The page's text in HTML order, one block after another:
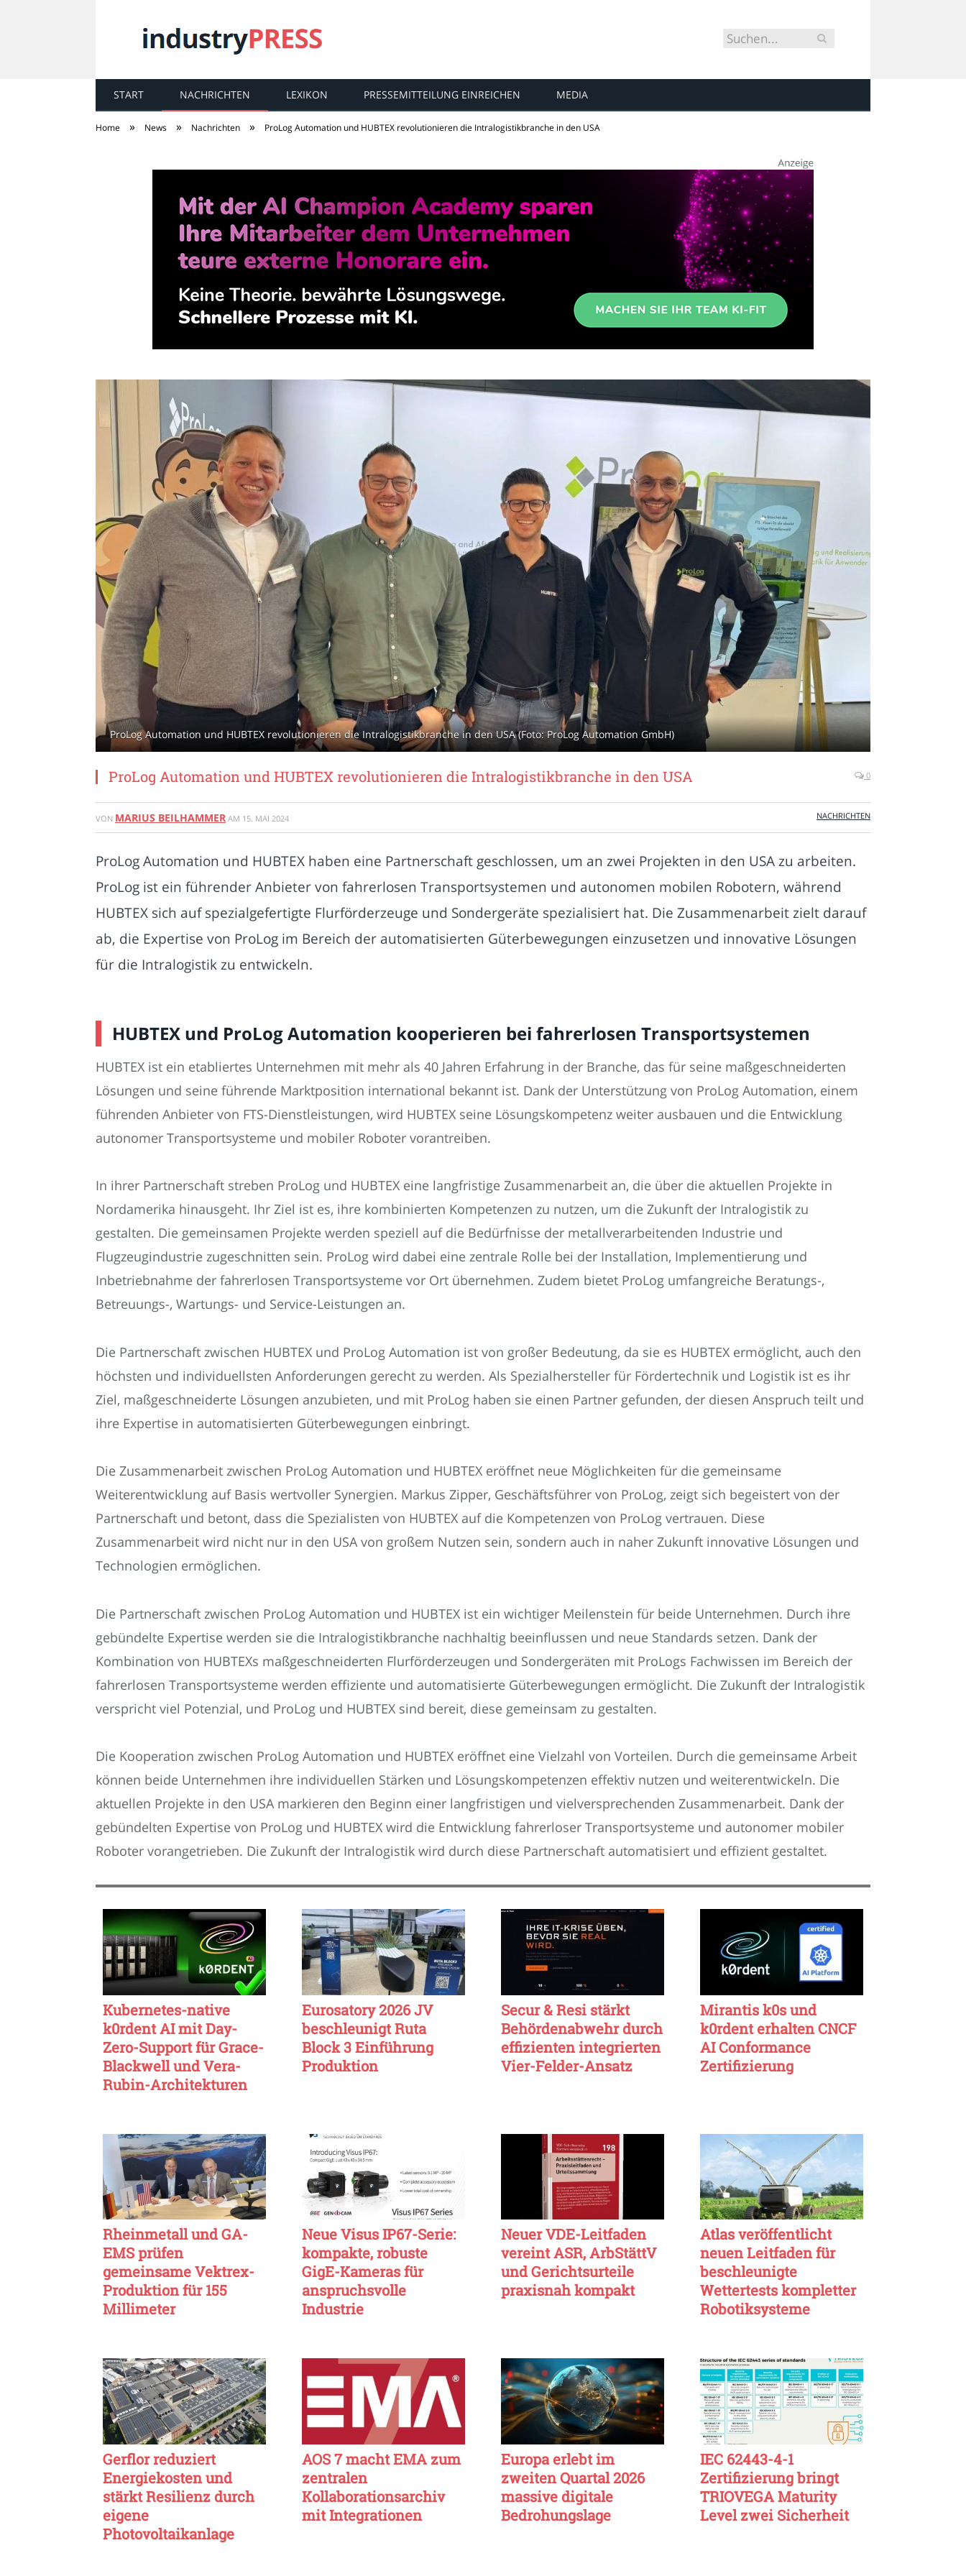
industryPRESS
START NACHRICHTEN LEXIKON PRESSEMITTEILUNG EINREICHEN MEDIA
Home » News » Nachrichten » ProLog Automation und HUBTEX revolutionieren die Intralogistikbranche in den USA
ProLog Automation und HUBTEX revolutionieren die Intralogistikbranche in den USA (Foto: ProLog Automation GmbH)
ProLog Automation und HUBTEX revolutionieren die Intralogistikbranche in den USA 0
VON MARIUS BEILHAMMER AM 15. MAI 2024 NACHRICHTEN
ProLog Automation und HUBTEX haben eine Partnerschaft geschlossen, um an zwei Projekten in den USA zu arbeiten.
ProLog ist ein führender Anbieter von fahrerlosen Transportsystemen und autonomen mobilen Robotern, während
HUBTEX sich auf spezialgefertigte Flurförderzeuge und Sondergeräte spezialisiert hat. Die Zusammenarbeit zielt darauf
ab, die Expertise von ProLog im Bereich der automatisierten Güterbewegungen einzusetzen und innovative Lösungen
für die Intralogistik zu entwickeln.
HUBTEX und ProLog Automation kooperieren bei fahrerlosen Transportsystemen
HUBTEX ist ein etabliertes Unternehmen mit mehr als 40 Jahren Erfahrung in der Branche, das für seine maßgeschneiderten
Lösungen und seine führende Marktposition international bekannt ist. Dank der Unterstützung von ProLog Automation, einem
führenden Anbieter von FTS-Dienstleistungen, wird HUBTEX seine Lösungskompetenz weiter ausbauen und die Entwicklung
autonomer Transportsysteme und mobiler Roboter vorantreiben.
In ihrer Partnerschaft streben ProLog und HUBTEX eine langfristige Zusammenarbeit an, die über die aktuellen Projekte in
Nordamerika hinausgeht. Ihr Ziel ist es, ihre kombinierten Kompetenzen zu nutzen, um die Zukunft der Intralogistik zu
gestalten. Die gemeinsamen Projekte werden speziell auf die Bedürfnisse der metallverarbeitenden Industrie und
Flugzeugindustrie zugeschnitten sein. ProLog wird dabei eine zentrale Rolle bei der Installation, Implementierung und
Inbetriebnahme der fahrerlosen Transportsysteme vor Ort übernehmen. Zudem bietet ProLog umfangreiche Beratungs-,
Betreuungs-, Wartungs- und Service-Leistungen an.
Die Partnerschaft zwischen HUBTEX und ProLog Automation ist von großer Bedeutung, da sie es HUBTEX ermöglicht, auch den
höchsten und individuellsten Anforderungen gerecht zu werden. Als Spezialhersteller für Fördertechnik und Logistik ist es ihr
Ziel, maßgeschneiderte Lösungen anzubieten, und mit ProLog haben sie einen Partner gefunden, der diesen Anspruch teilt und
ihre Expertise in automatisierten Güterbewegungen einbringt.
Die Zusammenarbeit zwischen ProLog Automation und HUBTEX eröffnet neue Möglichkeiten für die gemeinsame
Weiterentwicklung auf Basis wertvoller Synergien. Markus Zipper, Geschäftsführer von ProLog, zeigt sich begeistert von der
Partnerschaft und betont, dass die Spezialisten von HUBTEX auf die Kompetenzen von ProLog vertrauen. Diese
Zusammenarbeit wird nicht nur in den USA von großem Nutzen sein, sondern auch in naher Zukunft innovative Lösungen und
Technologien ermöglichen.
Die Partnerschaft zwischen ProLog Automation und HUBTEX ist ein wichtiger Meilenstein für beide Unternehmen. Durch ihre
gebündelte Expertise werden sie die Intralogistikbranche nachhaltig beeinflussen und neue Standards setzen. Dank der
Kombination von HUBTEXs maßgeschneiderten Flurförderzeugen und Sondergeräten mit ProLogs Fachwissen im Bereich der
fahrerlosen Transportsysteme werden effiziente und automatisierte Güterbewegungen ermöglicht. Die Zukunft der Intralogistik
verspricht viel Potenzial, und ProLog und HUBTEX sind bereit, diese gemeinsam zu gestalten.
Die Kooperation zwischen ProLog Automation und HUBTEX eröffnet eine Vielzahl von Vorteilen. Durch die gemeinsame Arbeit
können beide Unternehmen ihre individuellen Stärken und Lösungskompetenzen effektiv nutzen und weiterentwickeln. Die
aktuellen Projekte in den USA markieren den Beginn einer langfristigen und vielversprechenden Zusammenarbeit. Dank der
gebündelten Expertise von ProLog und HUBTEX wird die Entwicklung fahrerloser Transportsysteme und autonomer mobiler
Roboter vorangetrieben. Die Zukunft der Intralogistik wird durch diese Partnerschaft automatisiert und effizient gestaltet.
Kubernetes-native
k0rdent AI mit Day-
Zero-Support für Grace-
Blackwell und Vera-
Rubin-Architekturen
Eurosatory 2026 JV
beschleunigt Ruta
Block 3 Einführung
Produktion
Secur & Resi stärkt
Behördenabwehr durch
effizienten integrierten
Vier-Felder-Ansatz
Mirantis k0s und
k0rdent erhalten CNCF
AI Conformance
Zertifizierung
Rheinmetall und GA-
EMS prüfen
gemeinsame Vektrex-
Produktion für 155
Millimeter
Neue Visus IP67-Serie:
kompakte, robuste
GigE-Kameras für
anspruchsvolle
Industrie
Neuer VDE-Leitfaden
vereint ASR, ArbStättV
und Gerichtsurteile
praxisnah kompakt
Atlas veröffentlicht
neuen Leitfaden für
beschleunigte
Wettertests kompletter
Robotiksysteme
Gerflor reduziert
Energiekosten und
stärkt Resilienz durch
eigene
Photovoltaikanlage
AOS 7 macht EMA zum
zentralen
Kollaborationsarchiv
mit Integrationen
Europa erlebt im
zweiten Quartal 2026
massive digitale
Bedrohungslage
IEC 62443-4-1
Zertifizierung bringt
TRIOVEGA Maturity
Level zwei Sicherheit